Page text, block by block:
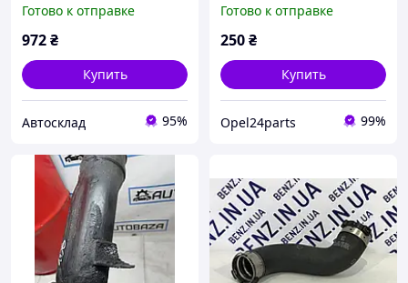
Autotechteile (1005267)
Готово к отправке
972₴
Купить
Автосклад 95%
Готово к отправке
250₴
Купить
Opel24parts 99%